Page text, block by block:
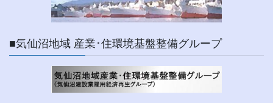
■気仙沼地域 産業･住環境基盤整備グループ